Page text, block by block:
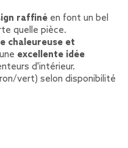
raffiné en font un bel
quelle pièce.
chaleureuse et
excellente idée
d'intérieur.
vert) selon disponibilité